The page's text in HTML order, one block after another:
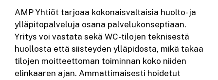
AMP Yhtiöt tarjoaa kokonaisvaltaisia huolto- ja
ylläpitopalveluja osana palvelukonseptiaan.
Yritys voi vastata sekä WC-tilojen teknisestä
huollosta että siisteyden ylläpidosta, mikä takaa
tilojen moitteettoman toiminnan koko niiden
elinkaaren ajan. Ammattimaisesti hoidetut